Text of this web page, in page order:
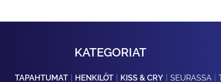
KATEGORIAT
TAPAHTUMAT HENKILÖT KISS & CRY SEURASSA